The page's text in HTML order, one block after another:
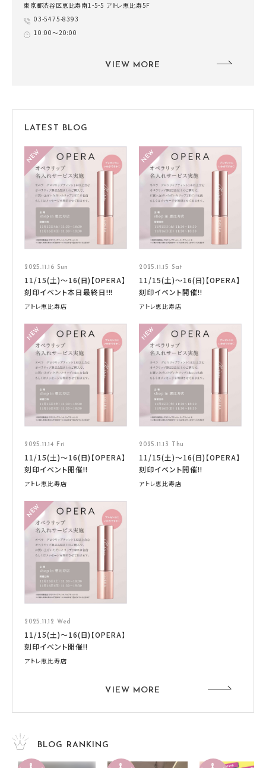
東京都渋谷区恵比寿南1-5-5 アトレ恵比寿5F
03-5475-8393
10:00～20:00
VIEW MORE
LATEST BLOG
2025.11.16 Sun
11/15(土)〜16(日)【OPERA】
刻印イベント本日最終日!!!
アトレ恵比寿店
2025.11.15 Sat
11/15(土)〜16(日)【OPERA】
刻印イベント開催‼︎
アトレ恵比寿店
2025.11.14 Fri
11/15(土)〜16(日)【OPERA】
刻印イベント開催‼︎
アトレ恵比寿店
2025.11.13 Thu
11/15(土)〜16(日)【OPERA】
刻印イベント開催‼︎
アトレ恵比寿店
2025.11.12 Wed
11/15(土)〜16(日)【OPERA】
刻印イベント開催‼︎
アトレ恵比寿店
VIEW MORE
BLOG RANKING